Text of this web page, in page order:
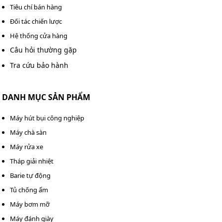
Sở hữu hàng loạt tính năng và ưu điểm nổi bật,
sàn công nghiệp liên hợp Kumisai KMS K201
đáng là thiết bị để bạn đầu tư cho đơn vị của mình. Để
được tư vấn miễn phí và báo giá ưu đãi nhất, quý khách
có thể liên hệ với chúng tôi theo số điện thoại
758để được hỗ trợ.
Tiêu chí bán hàng
Đối tác chiến lược
Hệ thống cửa hàng
Câu hỏi thường gặp
Tra cứu bảo hành
DANH MỤC SẢN PHẨM
Máy hút bụi công nghiệp
Máy chà sàn
Máy rửa xe
Tháp giải nhiệt
Barie tự động
Tủ chống ẩm
Máy bơm mỡ
Máy đánh giày